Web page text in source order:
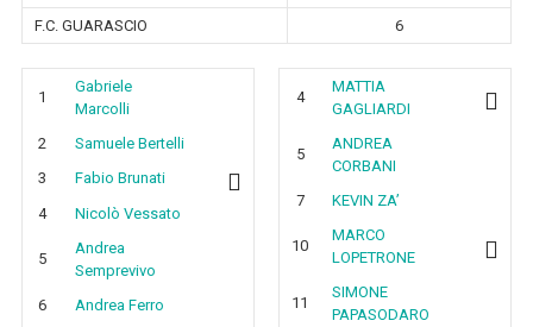
F.C. GUARASCIO
6
1
Gabriele
Marcolli
2
Samuele Bertelli
3
Fabio Brunati
4
Nicolò Vessato
5
Andrea
Semprevivo
6
Andrea Ferro
4
MATTIA
GAGLIARDI
5
ANDREA
CORBANI
7
KEVIN ZA’
10
MARCO
LOPETRONE
11
SIMONE
PAPASODARO